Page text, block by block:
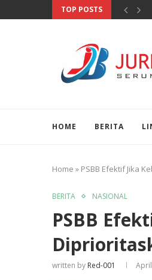
TOP POSTS
HOME BERITA
Home » PSBB Efektif Jika
BERITA NASIONAL
PSBB
written by Red-001